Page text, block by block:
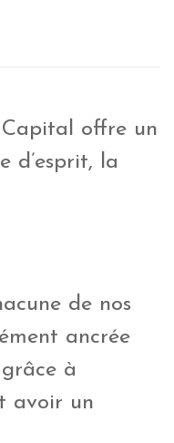
offre un
d’esprit, la
de nos
ancrée
à
avoir un